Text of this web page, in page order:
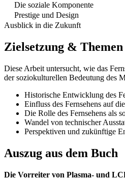
Die soziale Komponente
Prestige und Design
Ausblick in die Zukunft
Zielsetzung & Themen
Diese Arbeit untersucht, wie das
der soziokulturellen Bedeutung des
Historische Entwicklung des
Einfluss des Fernsehens auf
Die Rolle des Fernsehens als
Wandel von technischer
Perspektiven und zukünftige
Auszug aus dem Buch
Die Vorreiter von Plasma- und